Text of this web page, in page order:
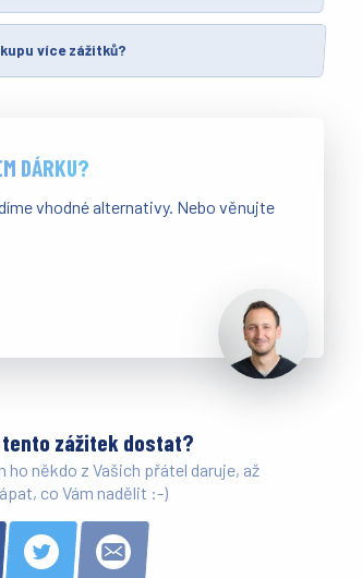
více zážitků?
DÁRKU?
vhodné alternativy. Nebo věnujte
zážitek dostat?
ho někdo z Vašich přátel daruje, až
co Vám nadělit :-)